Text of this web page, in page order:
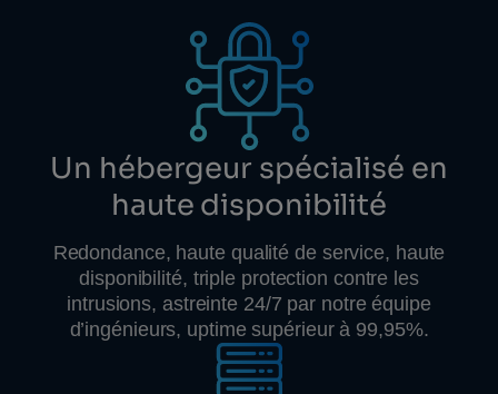
Un hébergeur spécialisé en
haute disponibilité
Redondance, haute qualité de service, haute
disponibilité, triple protection contre les
intrusions, astreinte 24/7 par notre équipe
d’ingénieurs, uptime supérieur à 99,95%.